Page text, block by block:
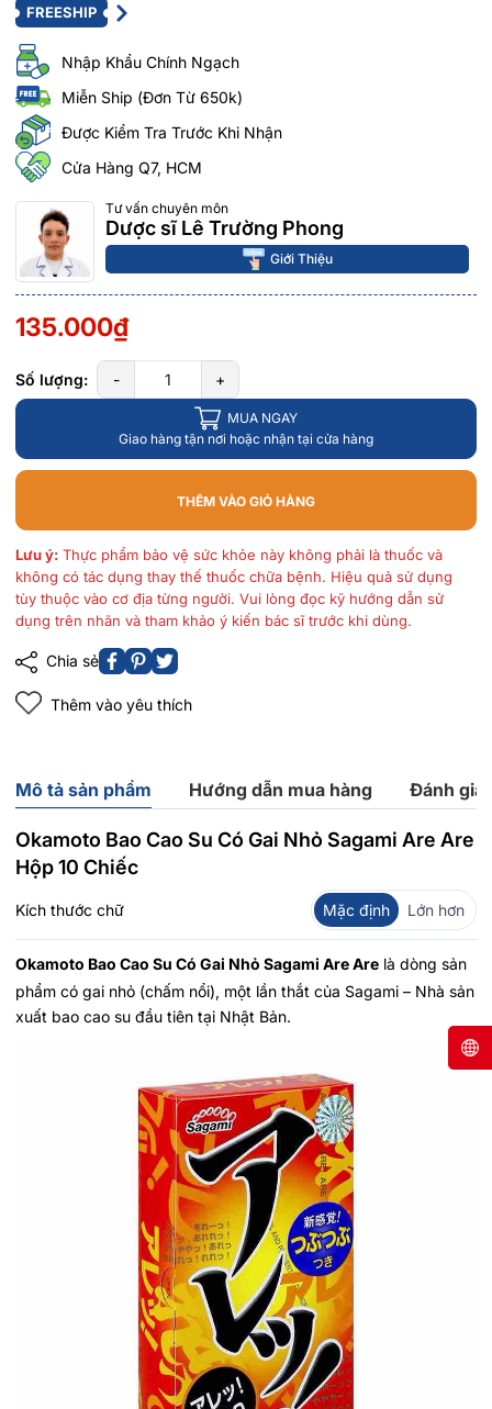
FREESHIP
Nhập Khẩu Chính Ngạch
Miễn Ship (Đơn Từ 650k)
Được Kiểm Tra Trước Khi Nhận
Cửa Hàng Q7, HCM
Tư vấn chuyên môn
Dược sĩ Lê Trường Phong
Giới Thiệu
135.000₫
Số lượng: - +
MUA NGAY
Giao hàng tận nơi hoặc nhận tại cửa hàng
THÊM VÀO GIỎ HÀNG
Lưu ý: Thực phẩm bảo vệ sức khỏe này không phải là thuốc và
không có tác dụng thay thế thuốc chữa bệnh. Hiệu quả sử dụng
tùy thuộc vào cơ địa từng người. Vui lòng đọc kỹ hướng dẫn sử
dụng trên nhãn và tham khảo ý kiến bác sĩ trước khi dùng.
Chia sẻ
Thêm vào yêu thích
Mô tả sản phẩm Hướng dẫn mua hàng Đánh giá
Okamoto Bao Cao Su Có Gai Nhỏ Sagami Are Are
Hộp 10 Chiếc
Kích thước chữ Mặc định Lớn hơn
Okamoto Bao Cao Su Có Gai Nhỏ Sagami Are Are là dòng sản
phẩm có gai nhỏ (chấm nổi), một lần thắt của Sagami – Nhà sản
xuất bao cao su đầu tiên tại Nhật Bản.